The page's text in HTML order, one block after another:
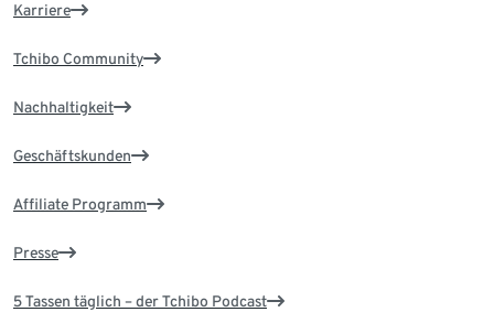
Karriere
Tchibo Community
Nachhaltigkeit
Geschäftskunden
Affiliate Programm
Presse
5 Tassen täglich – der Tchibo Podcast